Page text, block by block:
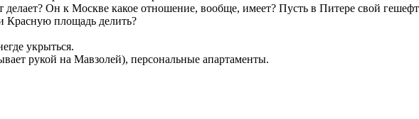
Он к Москве какое отношение, вообще, имеет? Пусть в Питере свой
Красную площадь делить?
укрыться.
рукой на Мавзолей), персональные апартаменты.